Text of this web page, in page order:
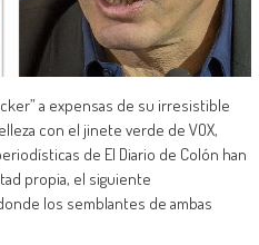
a expensas de su irresistible
con el jinete verde de VOX,
de El Diario de Colón han
propia, el siguiente
los semblantes de ambas